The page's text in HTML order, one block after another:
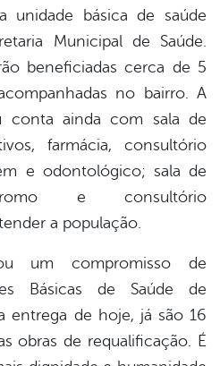
unidade básica de saúde
Municipal de Saúde.
beneficiadas cerca de 5
no bairro. A
conta ainda com sala de
farmácia, consultório
e odontológico; sala de
e consultório
a população.
um compromisso de
Básicas de Saúde de
entrega de hoje, já são 16
obras de requalificação. É